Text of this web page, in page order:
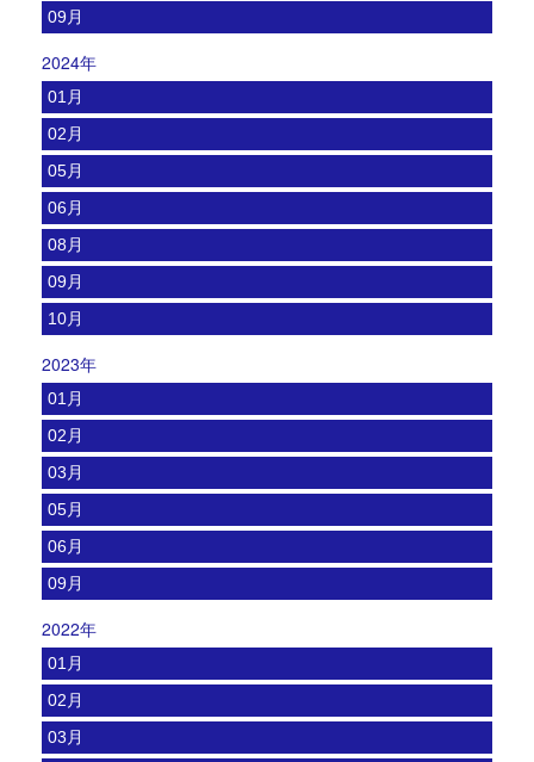
09月
2024年
01月
02月
05月
06月
08月
09月
10月
2023年
01月
02月
03月
05月
06月
09月
2022年
01月
02月
03月